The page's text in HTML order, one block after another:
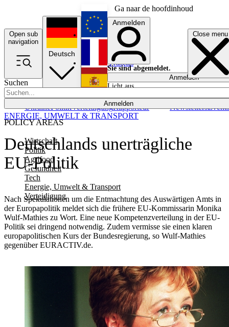
Ga naar de hoofdinhoud
Open sub
navigation
Close menu
Suchen
Anmelden
POLICY AREAS
Wirtschaft
Politik
Agrifood
Gesundheit
Tech
Energie, Umwelt & Transport
Verteidigung
UkrainePolitikVerteidigungRapporteur NewslettersEvents
Deutsch
English
Français
Anmelden
Sie sind abgemeldet.
Anmelden
Licht aus
Deutschlands unerträgliche
EU-Politik
Nach Spekulationen um die Entmachtung des Auswärtigen Amts in
der Europapolitik meldet sich die frühere EU-Kommissarin Monika
Wulf-Mathies zu Wort. Eine neue Kompetenzverteilung in der EU-
Politik sei dringend notwendig. Zudem vermisse sie einen klaren
europapolitischen Kurs der Bundesregierung, so Wulf-Mathies
gegenüber EURACTIV.de.
ENERGIE, UMWELT & TRANSPORT